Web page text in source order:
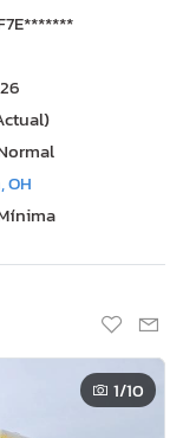
OH
1/10